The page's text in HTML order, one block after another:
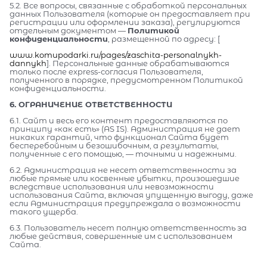
5.2. Все вопросы, связанные с обработкой персональных
данных Пользователя (которые он предоставляет при
регистрации или оформлении заказа), регулируются
отдельным документом — Политикой
конфиденциальности, размещенной по адресу: [
www.komupodarki.ru/pages/zaschita-personalnykh-
dannykh]. Персональные данные обрабатываются
только после express-согласия Пользователя,
полученного в порядке, предусмотренном Политикой
конфиденциальности.
6. ОГРАНИЧЕНИЕ ОТВЕТСТВЕННОСТИ
6.1. Сайт и весь его контент предоставляются по
принципу «как есть» (AS IS). Администрация не дает
никаких гарантий, что функционал Сайта будет
бесперебойным и безошибочным, а результаты,
полученные с его помощью, — точными и надежными.
6.2. Администрация не несет ответственности за
любые прямые или косвенные убытки, произошедшие
вследствие использования или невозможности
использования Сайта, включая упущенную выгоду, даже
если Администрация предупреждала о возможности
такого ущерба.
6.3. Пользователь несет полную ответственность за
любые действия, совершенные им с использованием
Сайта.